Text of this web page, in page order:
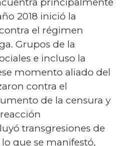
2018 inició la
el régimen
Grupos de la
e incluso la
momento aliado del
contra el
de la censura y
transgresiones de
que se manifestó,